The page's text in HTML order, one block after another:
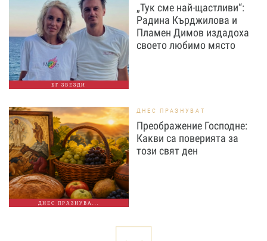
БГ ЗВЕЗДИ
„Тук сме най-щастливи“:
Радина Кърджилова и
Пламен Димов издадоха
своето любимо място
ДНЕС ПРАЗНУВА...
ДНЕС ПРАЗНУВАТ
Преображение Господне:
Какви са поверията за
този свят ден